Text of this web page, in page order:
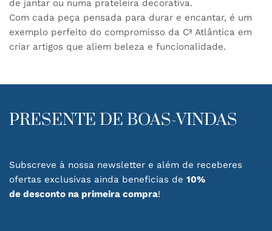
de jantar ou numa prateleira decorativa.
Com cada peça pensada para durar e encantar, é um
exemplo perfeito do compromisso da Cª Atlântica em
criar artigos que aliem beleza e funcionalidade.
PRESENTE DE BOAS-VINDAS
Subscreve à nossa newsletter e além de receberes
ofertas exclusivas ainda beneficias de 10%
de desconto na primeira compra!